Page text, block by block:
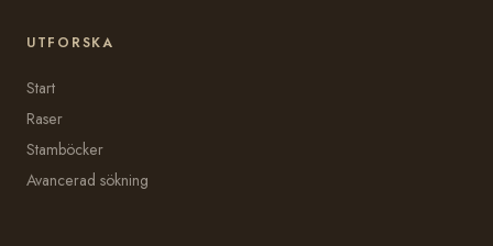
UTFORSKA
Start
Raser
Stamböcker
Avancerad sökning